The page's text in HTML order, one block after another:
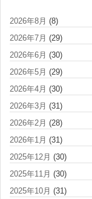
2026年8月 (8)
2026年7月 (29)
2026年6月 (30)
2026年5月 (29)
2026年4月 (30)
2026年3月 (31)
2026年2月 (28)
2026年1月 (31)
2025年12月 (30)
2025年11月 (30)
2025年10月 (31)